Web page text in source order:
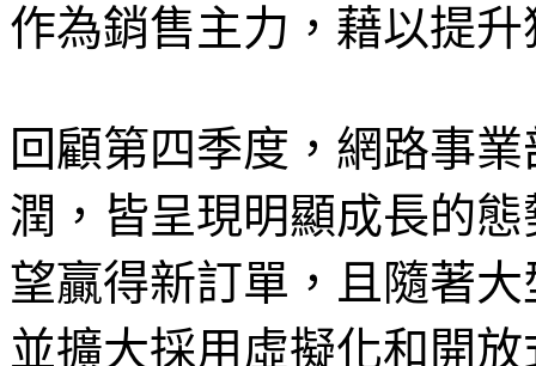
作為銷售主力，藉以提
回顧第四季度，網路事
潤，皆呈現明顯成長的
望贏得新訂單，且隨著
並擴大採用虛擬化和開